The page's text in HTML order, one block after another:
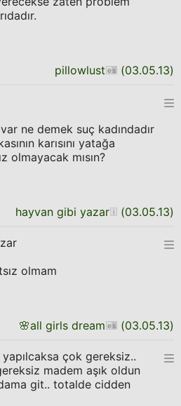
pillowlust (03.05.13)
ne demek suç kadındadır
karısını yatağa
olmayacak mısın?
hayvan gibi yazar (03.05.13)
olmam
🌸all girls dream (03.05.13)
çok gereksiz..
madem aşık oldun
git.. totalde cidden